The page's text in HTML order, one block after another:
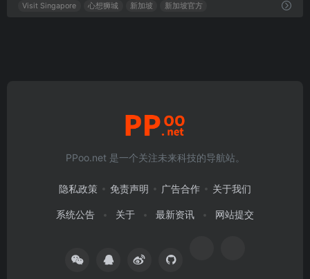
Visit Singapore 心想狮城 新加坡 新加坡官方
PPoo.net 是一个关注未来科技的导航站。
隐私政策 免责声明 广告合作 关于我们
系统公告 关于 最新资讯 网站提交